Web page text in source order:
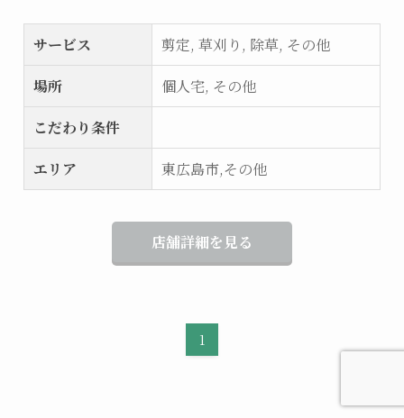
サービス
剪定, 草刈り, 除草, その他
場所
個人宅, その他
こだわり条件
エリア
東広島市,その他
店舗詳細を見る
1